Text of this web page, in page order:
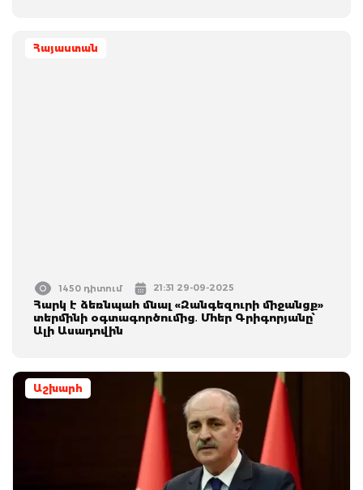
Հայաստան
1450 դիտում 21:31 29-09-2025
Հարկ է ձեռնպահ մնալ «Զանգեզուրի միջանցք»
տերմինի օգտագործումից․ Մհեր Գրիգորյանը՝
Ալի Ասադովին
Աշխարհ